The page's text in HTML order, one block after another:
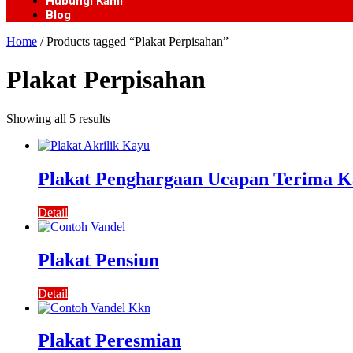
Blog
Home / Products tagged “Plakat Perpisahan”
Plakat Perpisahan
Showing all 5 results
Plakat Penghargaan Ucapan Terima
Detail
Plakat Pensiun
Detail
Plakat Peresmian